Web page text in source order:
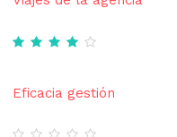
Eficacia gestión